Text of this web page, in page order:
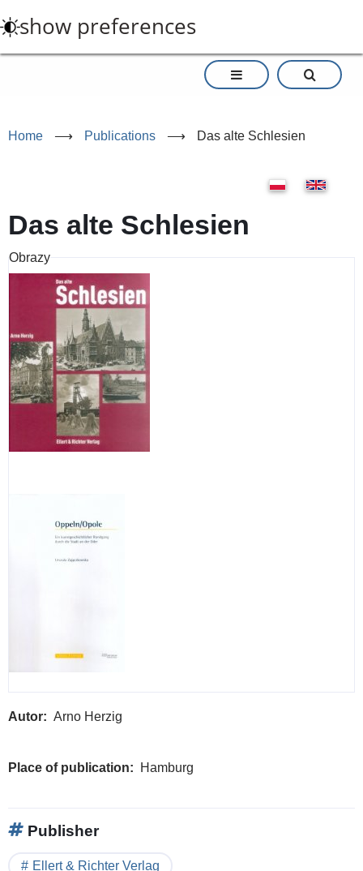
to
main
show preferences
Home ⟶ Publications ⟶ Das alte Schlesien
Das alte Schlesien
Obrazy
Autor Arno Herzig
Place of publication Hamburg
Publisher
Ellert & Richter Verlag